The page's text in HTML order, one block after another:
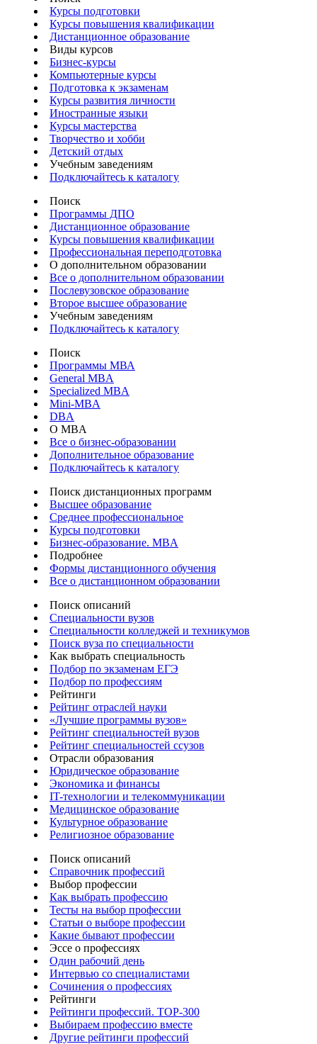
Курсы подготовки
Курсы повышения квалификации
Дистанционное образование
Виды курсов
Бизнес-курсы
Компьютерные курсы
Подготовка к экзаменам
Курсы развития личности
Иностранные языки
Курсы мастерства
Творчество и хобби
Детский отдых
Учебным заведениям
Подключайтесь к каталогу
Поиск
Программы ДПО
Дистанционное образование
Курсы повышения квалификации
Профессиональная переподготовка
О дополнительном образовании
Все о дополнительном образовании
Послевузовское образование
Второе высшее образование
Учебным заведениям
Подключайтесь к каталогу
Поиск
Программы МВА
General MBA
Specialized MBA
Mini-MBA
DBA
О MBA
Все о бизнес-образовании
Дополнительное образование
Подключайтесь к каталогу
Поиск дистанционных программ
Высшее образование
Среднее профессиональное
Курсы подготовки
Бизнес-образование. MBA
Подробнее
Формы дистанционного обучения
Все о дистанционном образовании
Поиск описаний
Специальности вузов
Специальности колледжей и техникумов
Поиск вуза по специальности
Как выбрать специальность
Подбор по экзаменам ЕГЭ
Подбор по профессиям
Рейтинги
Рейтинг отраслей науки
«Лучшие программы вузов»
Рейтинг специальностей вузов
Рейтинг специальностей ссузов
Отрасли образования
Юридическое образование
Экономика и финансы
IT-технологии и телекоммуникации
Медицинское образование
Культурное образование
Религиозное образование
Поиск описаний
Справочник профессий
Выбор профессии
Как выбрать профессию
Тесты на выбор профессии
Статьи о выборе профессии
Какие бывают профессии
Эссе о профессиях
Один рабочий день
Интервью со специалистами
Сочинения о профессиях
Рейтинги
Рейтинги профессий. TOP-300
Выбираем профессию вместе
Другие рейтинги профессий